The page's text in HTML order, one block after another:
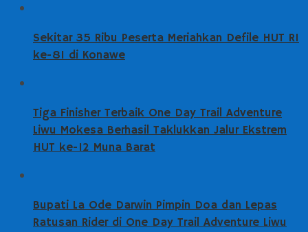
Sekitar 35 Ribu Peserta Meriahkan Defile HUT RI
ke-81 di Konawe
Tiga Finisher Terbaik One Day Trail Adventure
Liwu Mokesa Berhasil Taklukkan Jalur Ekstrem
HUT ke-12 Muna Barat
Bupati La Ode Darwin Pimpin Doa dan Lepas
Ratusan Rider di One Day Trail Adventure Liwu